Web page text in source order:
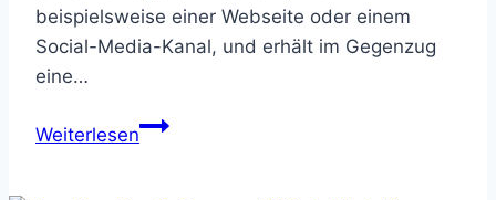
beispielsweise einer Webseite oder einem
Social-Media-Kanal, und erhält im Gegenzug
eine…
WeiterlesenDer